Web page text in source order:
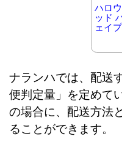
ハロ
ッド
ェイプ
ナランハでは、配送
便判定量」を定めて
の場合に、配送方法
ることができます。